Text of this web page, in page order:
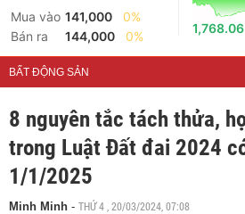
Mua vào 141,000
0%
Bán ra
144,000 0%
1,768.06
BẤT ĐỘNG SẢN
8 nguyên tắc tách thửa,
trong Luật Đất đai 2024
1/1/2025
Minh Minh - THỨ 4 , 20/03/2024, 07:08